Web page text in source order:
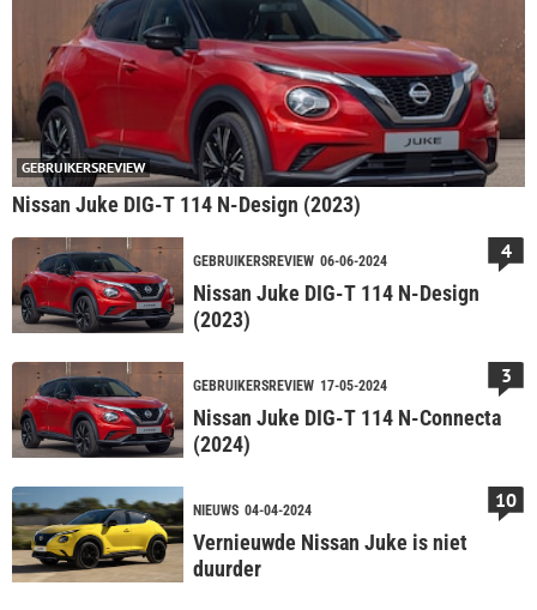
GEBRUIKERSREVIEW
Nissan Juke DIG-T 114 N-Design (2023)
GEBRUIKERSREVIEW 06-06-2024
Nissan Juke DIG-T 114 N-Design
(2023)
4
GEBRUIKERSREVIEW 17-05-2024
Nissan Juke DIG-T 114 N-Connecta
(2024)
3
NIEUWS 04-04-2024
Vernieuwde Nissan Juke is niet
duurder
10